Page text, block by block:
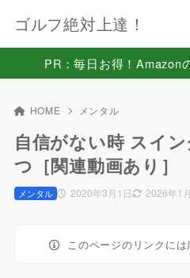
ゴルフ絶対上達！
PR：毎日お得！Amazon
HOME メンタル
自信がない時 スイ
つ［関連動画あり］
2020年3月1日 2026年1
メンタル
このページのリンクには